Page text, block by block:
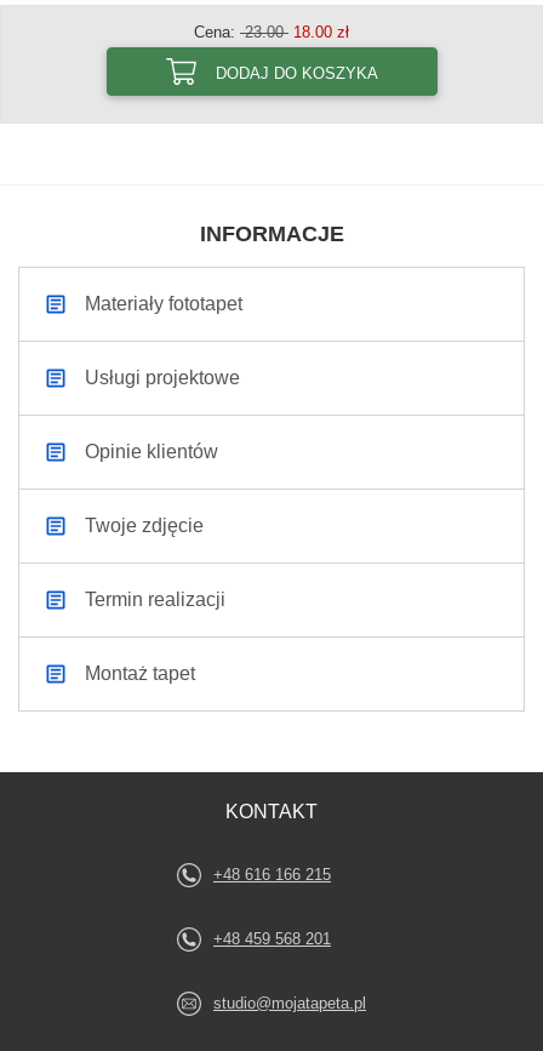
Cena: 23.00 18.00 zł
DODAJ DO KOSZYKA
INFORMACJE
Materiały fototapet
Usługi projektowe
Opinie klientów
Twoje zdjęcie
Termin realizacji
Montaż tapet
KONTAKT
+48 616 166 215
+48 459 568 201
studio@mojatapeta.pl